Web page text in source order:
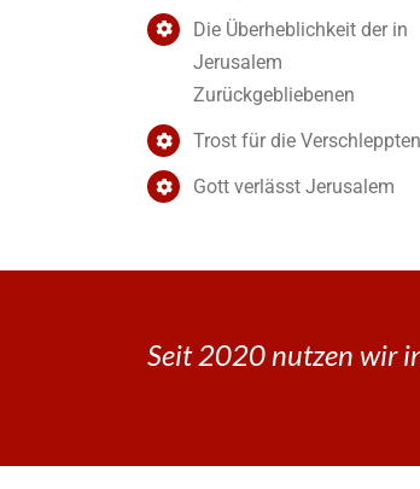
Die Überheblichkeit der in
Jerusalem
Zurückgebliebenen
Trost für die Verschleppten
Gott verlässt Jerusalem
Seit 2020 nutzen wir